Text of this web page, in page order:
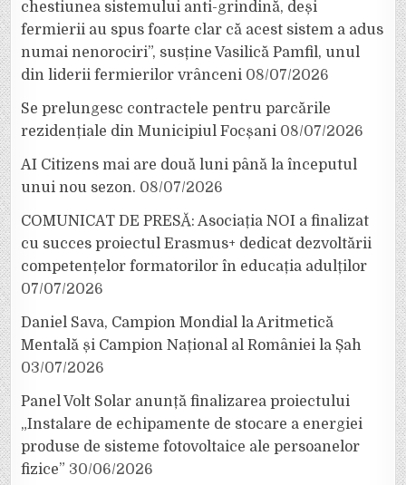
chestiunea sistemului anti-grindină, deși
fermierii au spus foarte clar că acest sistem a adus
numai nenorociri”, susține Vasilică Pamfil, unul
din liderii fermierilor vrânceni 08/07/2026
Se prelungesc contractele pentru parcările
rezidențiale din Municipiul Focșani 08/07/2026
AI Citizens mai are două luni până la începutul
unui nou sezon. 08/07/2026
COMUNICAT DE PRESĂ: Asociația NOI a finalizat
cu succes proiectul Erasmus+ dedicat dezvoltării
competențelor formatorilor în educația adulților
07/07/2026
Daniel Sava, Campion Mondial la Aritmetică
Mentală și Campion Național al României la Șah
03/07/2026
Panel Volt Solar anunță finalizarea proiectului
„Instalare de echipamente de stocare a energiei
produse de sisteme fotovoltaice ale persoanelor
fizice” 30/06/2026